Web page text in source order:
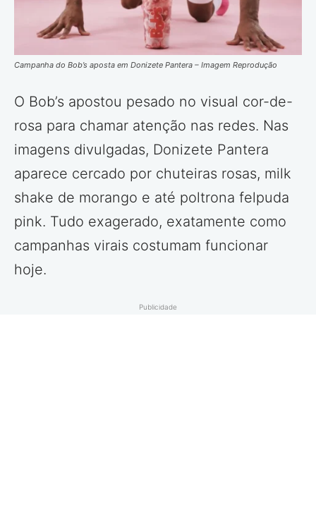
Campanha do Bob’s aposta em Donizete Pantera – Imagem Reprodução
O Bob’s apostou pesado no visual cor-de-
rosa para chamar atenção nas redes. Nas
imagens divulgadas, Donizete Pantera
aparece cercado por chuteiras rosas, milk
shake de morango e até poltrona felpuda
pink. Tudo exagerado, exatamente como
campanhas virais costumam funcionar
hoje.
Publicidade